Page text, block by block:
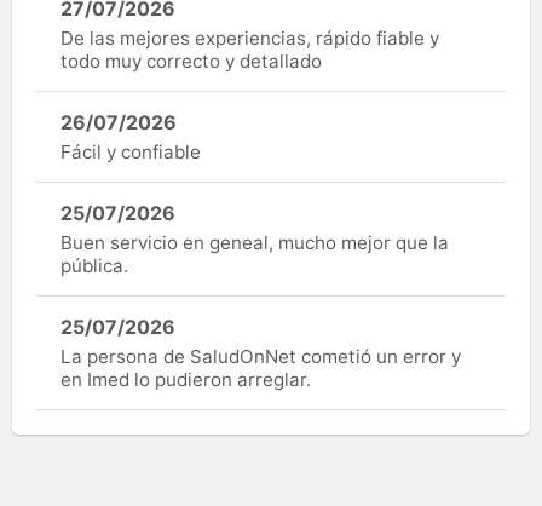
27/07/2026
De las mejores experiencias, rápido fiable y
todo muy correcto y detallado
26/07/2026
Fácil y confiable
25/07/2026
Buen servicio en geneal, mucho mejor que la
pública.
25/07/2026
La persona de SaludOnNet cometió un error y
en Imed lo pudieron arreglar.